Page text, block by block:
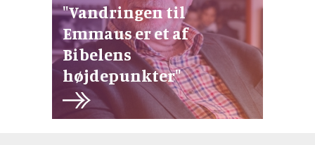
"Vandringen til
Emmaus er et af
Bibelens
højdepunkter"